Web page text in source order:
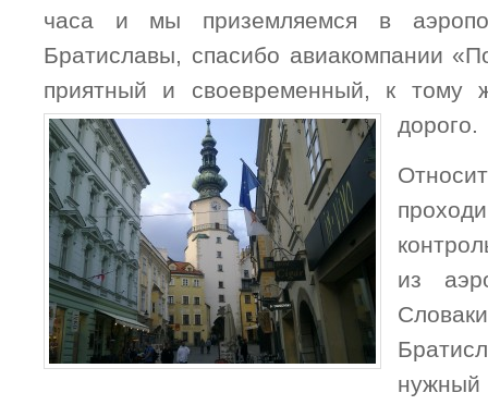
часа и мы приземляемся в
Братиславы, спасибо авиакомпании
приятный и своевременный, к тому
дорого.
из